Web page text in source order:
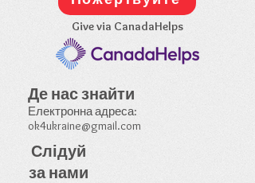
Give via CanadaHelps
Де насзнайти
Електронна адреса:
ok4ukraine@gmail.com
Слідуй
за нами